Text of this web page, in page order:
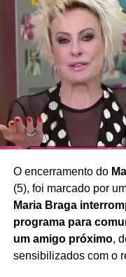
necessidade de
corporal, saúde e
sociedade que
estética sobre
O encerramento do
(5), foi marcado por
Maria Braga
programa para
um amigo próximo,
sensibilizados com o